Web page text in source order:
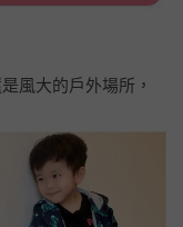
風大的戶外場所，